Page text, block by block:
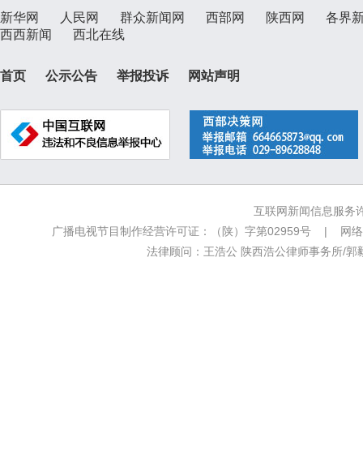
新华网
人民网 群众新闻网 西部网 陕西网
各界
西西新闻
西北在线
首页 公示公告 举报投诉 网站声明
互联网新闻信息服
广播电视节目制作经营许可证：（陕）字第02959号 |
法律顾问：王浩公 陕西浩公律师事务